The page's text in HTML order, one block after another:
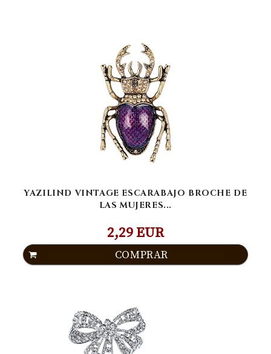
YAZILIND VINTAGE ESCARABAJO BROCHE DE
LAS MUJERES...
2,29 EUR
COMPRAR